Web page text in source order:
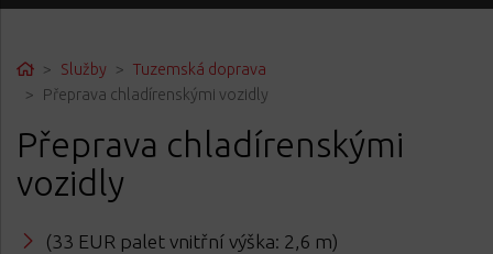
HomeSlužby
Tuzemská doprava
Přeprava chladírenskými vozidly
Přeprava chladírenskými
vozidly
(33 EUR palet vnitřní výška: 2,6 m)